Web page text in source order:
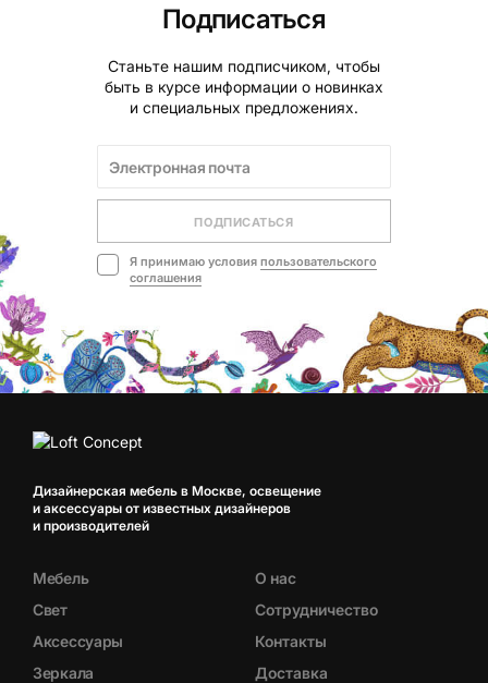
Подписаться
Станьте нашим подписчиком, чтобы
быть в курсе информации о новинках
и специальных предложениях.
ПОДПИСАТЬСЯ
Я принимаю условия пользовательского
соглашения
Дизайнерская мебель в Москве, освещение
и аксессуары от известных дизайнеров
и производителей
Мебель
Свет
Аксессуары
Зеркала
О нас
Сотрудничество
Контакты
Доставка